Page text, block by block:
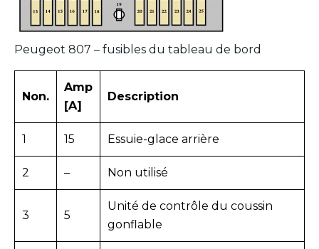
Peugeot 807 – fusibles du tableau de bord
Non.
Amp
[A]
Description
1 15 Essuie-glace arrière
2 – Non utilisé
3 5
Unité de contrôle du coussin
gonflable